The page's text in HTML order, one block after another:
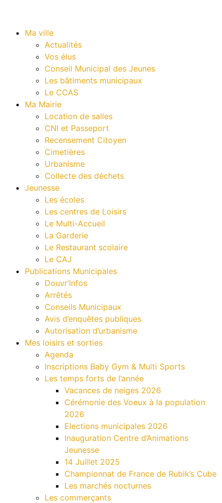
Ma ville
Actualités
Vos élus
Conseil Municipal des Jeunes
Les bâtiments municipaux
Le CCAS
Ma Mairie
Location de salles
CNI et Passeport
Recensement Citoyen
Cimetières
Urbanisme
Collecte des déchets
Jeunesse
Les écoles
Les centres de Loisirs
Le Multi-Accueil
La Garderie
Le Restaurant scolaire
Le CAJ
Publications Municipales
Douvr’Infos
Arrêtés
Conseils Municipaux
Avis d’enquêtes publiques
Autorisation d’urbanisme
Mes loisirs et sorties
Agenda
Inscriptions Baby Gym & Multi Sports
Les temps forts de l’année
Vacances de neiges 2026
Cérémonie des Voeux à la population
2026
Elections municipales 2026
Inauguration Centre d’Animations
Jeunesse
14 Juillet 2025
Championnat de France de Rubik’s Cube
Les marchés nocturnes
Les commerçants